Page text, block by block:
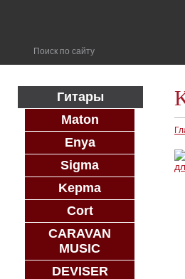
Гитары
Maton
Enya
Sigma
Kepma
Cort
CARAVAN
MUSIC
DEVISER